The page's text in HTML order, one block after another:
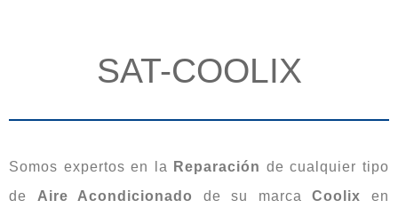
SAT-COOLIX
Somos expertos en la Reparación de cualquier tipo
de Aire Acondicionado de su marcaCoolix en